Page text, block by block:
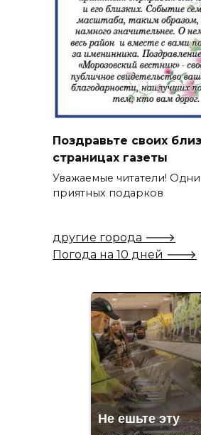
Поздравьте своих
страницах газеты
Уважаемые читатели!
приятных подарков
другие города 🡒
Погода на 10 дней 🡒
Не ешьте эту